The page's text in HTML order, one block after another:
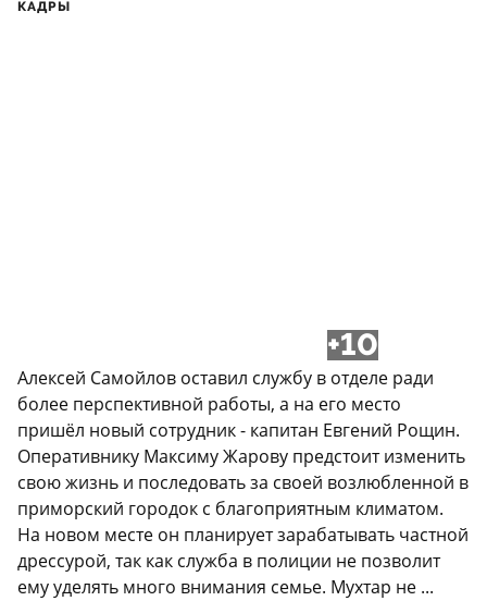
КАДРЫ
+10
Алексей Самойлов оставил службу в отделе ради
более перспективной работы, а на его место
пришёл новый сотрудник - капитан Евгений Рощин.
Оперативнику Максиму Жарову предстоит изменить
свою жизнь и последовать за своей возлюбленной в
приморский городок с благоприятным климатом.
На новом месте он планирует зарабатывать частной
дрессурой, так как служба в полиции не позволит
ему уделять много внимания семье. Мухтар не ...